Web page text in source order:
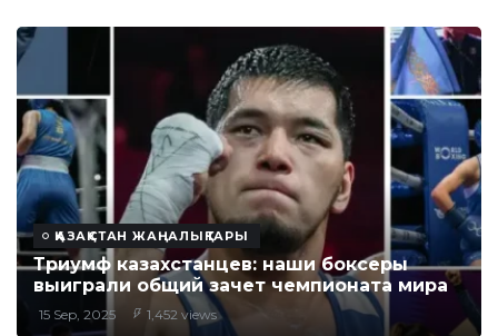
ҚАЗАҚСТАН ЖАҢАЛЫҚТАРЫ
Триумф казахстанцев: наши боксеры
выиграли общий зачет чемпионата мира
15 Sep, 2025 1,452 views